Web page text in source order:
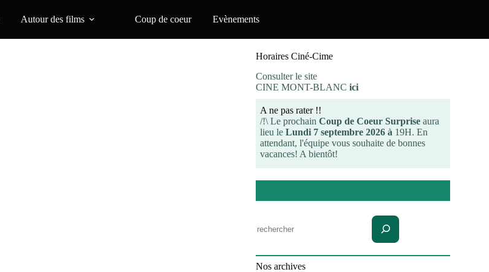
Autour des films Coup de coeur Evènements
Horaires Ciné-Cime
Consulter le site
CINE MONT-BLANC ici
A ne pas rater !!
/!\ Le prochain Coup de Coeur Surprise aura
lieu le Lundi 7 septembre 2026 à 19H. En
attendant, l'équipe vous souhaite de bonnes
vacances! A bientôt!
Nos archives